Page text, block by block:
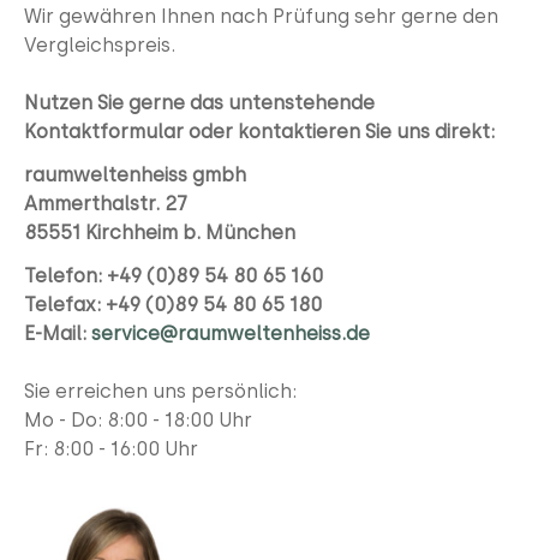
Wir gewähren Ihnen nach Prüfung sehr gerne den
Vergleichspreis.
Nutzen Sie gerne das untenstehende
Kontaktformular oder kontaktieren Sie uns direkt:
raumweltenheiss gmbh
Ammerthalstr. 27
85551 Kirchheim b. München
Telefon: +49 (0)89 54 80 65 160
Telefax: +49 (0)89 54 80 65 180
E-Mail: service@raumweltenheiss.de
Sie erreichen uns persönlich:
Mo - Do: 8:00 - 18:00 Uhr
Fr: 8:00 - 16:00 Uhr